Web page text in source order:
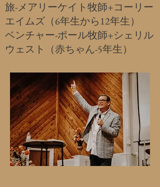
旅-メアリーケイト牧師+コーリー
エイムズ（6年生から12年生）
ベンチャー-ポール牧師+シェリル
ウェスト（赤ちゃん-5年生）